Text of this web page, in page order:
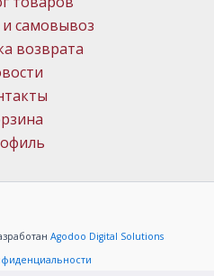
самовывоз
возврата
Agodoo Digital Solutions